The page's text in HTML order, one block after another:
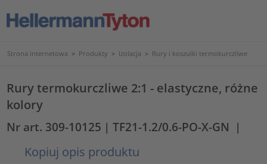
Strona internetowa > Produkty > Izolacja > Rury i koszulki termokurczliwe
Rury termokurczliwe 2:1 - elastyczne, różne
kolory
Nr art. 309-10125 | TF21-1.2/0.6-PO-X-GN |
Kopiuj opis produktu